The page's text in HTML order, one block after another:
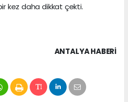
kez daha dikkat çekti.
ANTALYA HABERİ